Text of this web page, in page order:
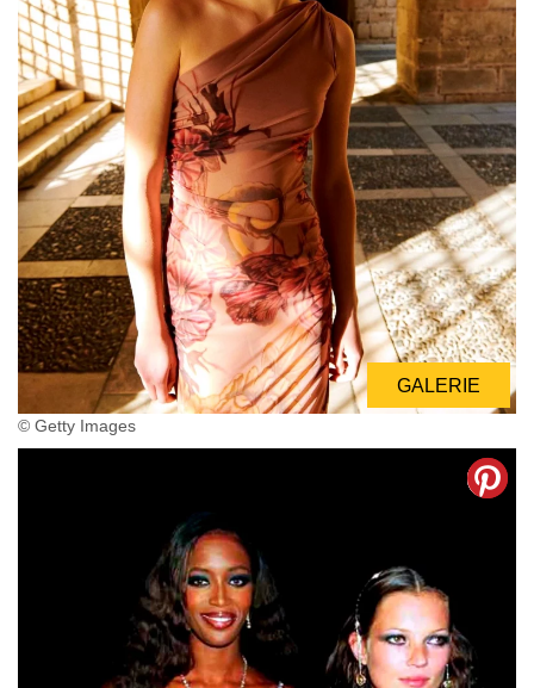
© Getty Images
GALERIE